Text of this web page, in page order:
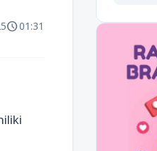
schedule01:31